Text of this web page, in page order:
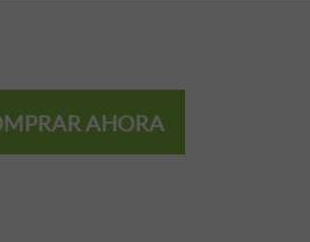
AHORA